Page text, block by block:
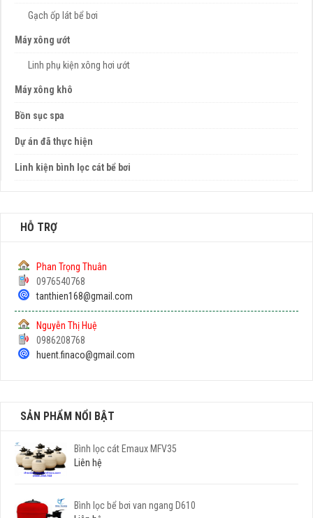
Gạch ốp lát bể bơi
Máy xông ướt
Linh phụ kiện xông hơi ướt
Máy xông khô
Bồn sục spa
Dự án đã thực hiện
Linh kiện bình lọc cát bể bơi
HỖ TRỢ
Phan Trọng Thuân
0976540768
tanthien168@gmail.com
Nguyễn Thị Huệ
0986208768
huent.finaco@gmail.com
SẢN PHẨM NỔI BẬT
Bình lọc cát Emaux MFV35
Liên hệ
Bình lọc bể bơi van ngang D610